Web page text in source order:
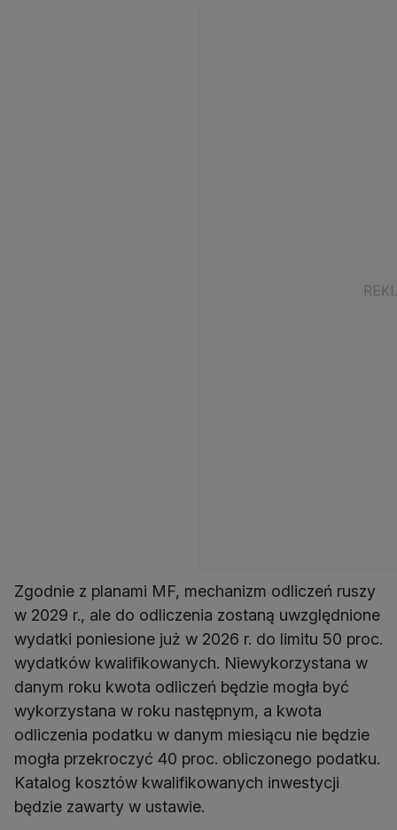
Zgodnie z planami MF, mechanizm odliczeń ruszy
w 2029 r., ale do odliczenia zostaną uwzględnione
wydatki poniesione już w 2026 r. do limitu 50 proc.
wydatków kwalifikowanych. Niewykorzystana w
danym roku kwota odliczeń będzie mogła być
wykorzystana w roku następnym, a kwota
odliczenia podatku w danym miesiącu nie będzie
mogła przekroczyć 40 proc. obliczonego podatku.
Katalog kosztów kwalifikowanych inwestycji
będzie zawarty w ustawie.